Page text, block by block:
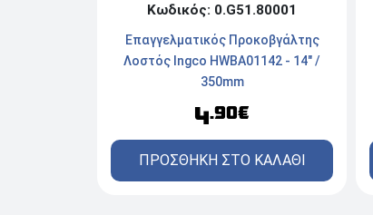
Κωδικός: 0.G51.80001
Επαγγελματικός Προκοβγάλτης
Λοστός Ingco HWBA01142 - 14" /
350mm
4.90€
ΠΡΟΣΘΗΚΗ ΣΤΟ ΚΑΛΑΘΙ